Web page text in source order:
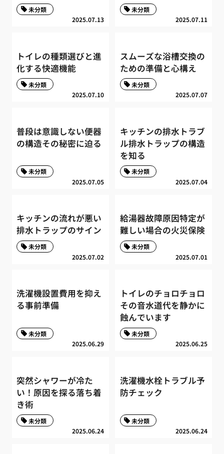
2025.07.13
未分類
2025.07.11
未分類
トイレの種類選びと進
化する快適機能
2025.07.10
未分類
スムーズな浴槽交換の
ための準備と心構え
2025.07.07
未分類
普段は意識しない便器
の構造その秘密に迫る
2025.07.05
未分類
キッチンの排水トラブ
ル排水トラップの構造
を知る
2025.07.04
未分類
キッチンの流れが悪い
排水トラップのサイン
2025.07.02
未分類
給湯器故障原因特定が
難しい場合の火災保険
2025.07.01
未分類
洗濯機設置費用を抑え
る事前準備
2025.06.29
未分類
トイレのチョロチョロ
その音水道代を静かに
蝕んでいます
2025.06.25
未分類
突然シャワーが冷た
い！原因を探る落ち着
き術
2025.06.24
未分類
洗濯機水栓トラブル予
防チェック
2025.06.24
未分類